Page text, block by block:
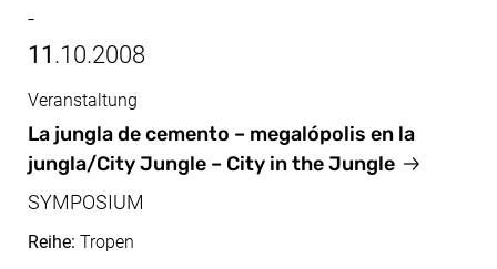
-
11 .10.2008
Okt, 09.10.2008 - 11.10.2008
La jungla de cemento – megalópolis en la
jungla/City Jungle – City in the Jungle
Veranstaltung
SYMPOSIUM
Reihe: Tropen